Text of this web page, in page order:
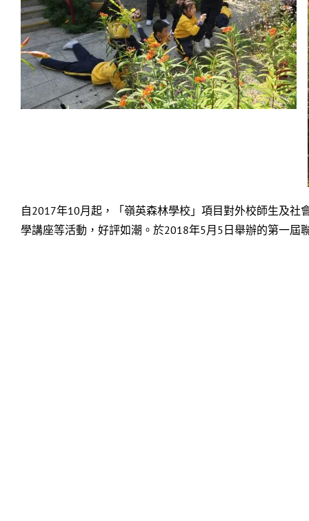
自2017年10月起，「嶺英森林學校」項目對外校師生及
學講座等活動，好評如潮。於2018年5月5日舉辦的第一